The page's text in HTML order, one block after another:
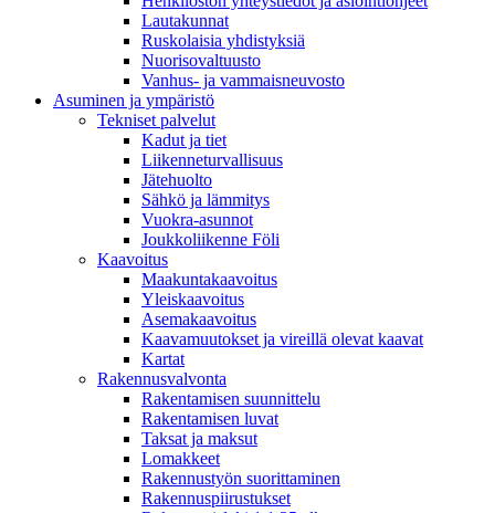
Lautakunnat
Ruskolaisia yhdistyksiä
Nuorisovaltuusto
Vanhus- ja vammaisneuvosto
Asuminen ja ympäristö
Tekniset palvelut
Kadut ja tiet
Liikenneturvallisuus
Jätehuolto
Sähkö ja lämmitys
Vuokra-asunnot
Joukkoliikenne Föli
Kaavoitus
Maakuntakaavoitus
Yleiskaavoitus
Asemakaavoitus
Kaavamuutokset ja vireillä olevat kaavat
Kartat
Rakennusvalvonta
Rakentamisen suunnittelu
Rakentamisen luvat
Taksat ja maksut
Lomakkeet
Rakennustyön suorittaminen
Rakennuspiirustukset